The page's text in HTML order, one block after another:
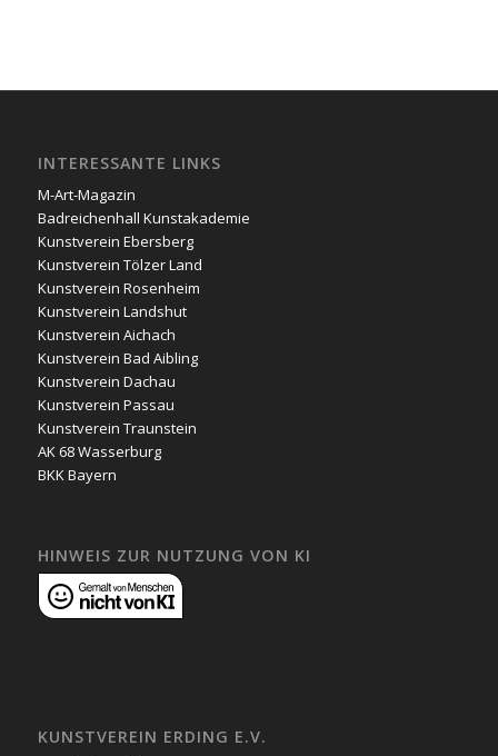
INTERESSANTE LINKS
M-Art-Magazin
Badreichenhall Kunstakademie
Kunstverein Ebersberg
Kunstverein Tölzer Land
Kunstverein Rosenheim
Kunstverein Landshut
Kunstverein Aichach
Kunstverein Bad Aibling
Kunstverein Dachau
Kunstverein Passau
Kunstverein Traunstein
AK 68 Wasserburg
BKK Bayern
HINWEIS ZUR NUTZUNG VON KI
KUNSTVEREIN ERDING E.V.